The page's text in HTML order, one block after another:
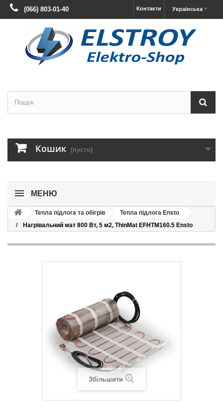
Українська
Контакти
(066) 803-01-40
Кошик (пусто)
МЕНЮ
Тепла підлога та обігрів
Тепла підлога Ensto
Нагрівальний мат 800 Вт, 5 м2, ThinMat EFHTM160.5 Ensto
Збільшити